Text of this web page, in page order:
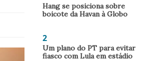
Hang se posiciona sobre
boicote da Havan à Globo
2
Um plano do PT para evitar
fiasco com Lula em estádio